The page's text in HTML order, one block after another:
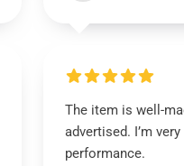
The item is well-
advertised. I’m
performance.